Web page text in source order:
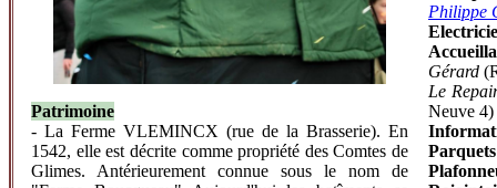
Patrimoine
- La Ferme VLEMINCX (rue de la Brasserie). En
1542, elle est décrite comme propriété des Comtes de
Glimes. Antérieurement connue sous le nom de
Philippe
Gérard
Le
Neuve 4)
Parquets